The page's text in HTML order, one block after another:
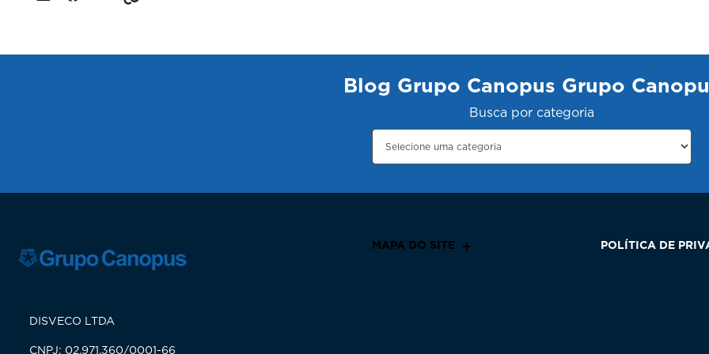
Blog Grupo Canopus Grupo
Busca por categoria
MAPA DO SITE POLÍTICA DE
DISVECO LTDA
CNPJ: 02.971.360/0001-66